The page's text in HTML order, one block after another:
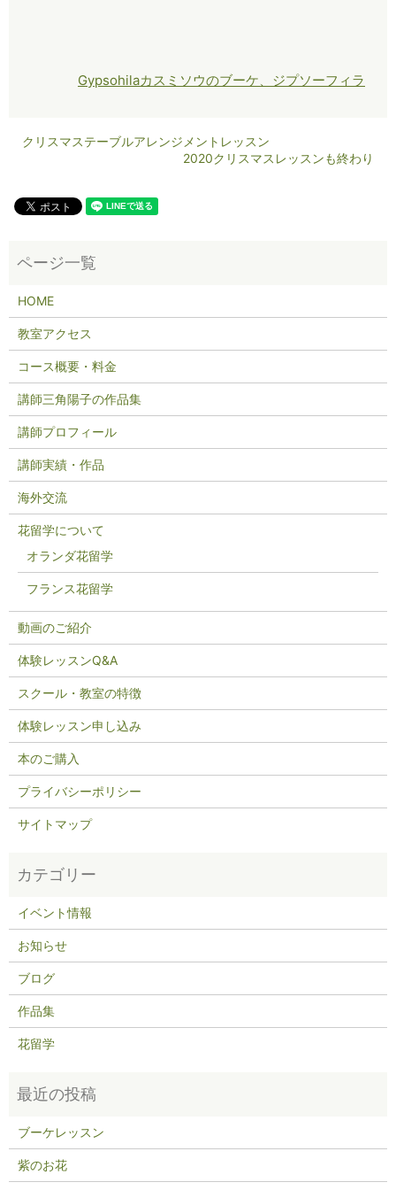
Gypsohilaカスミソウのブーケ、ジプソーフィラ
クリスマステーブルアレンジメントレッスン
2020クリスマスレッスンも終わり
HOME
教室アクセス
コース概要・料金
講師三角陽子の作品集
講師プロフィール
講師実績・作品
海外交流
花留学について
オランダ花留学
フランス花留学
動画のご紹介
体験レッスンQ&A
スクール・教室の特徴
体験レッスン申し込み
本のご購入
プライバシーポリシー
サイトマップ
イベント情報
お知らせ
ブログ
作品集
花留学
ブーケレッスン
紫のお花